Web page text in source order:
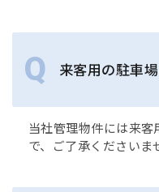
来客用の駐車
当社管理物件には来
で、ご了承くださいま